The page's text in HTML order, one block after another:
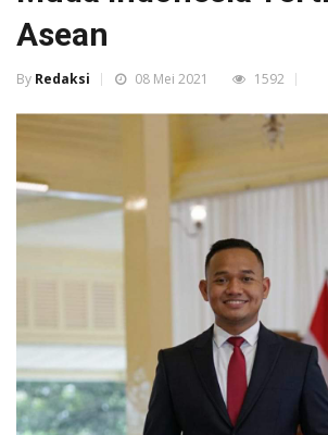
Asean
By Redaksi 08 Mei 2021 1592